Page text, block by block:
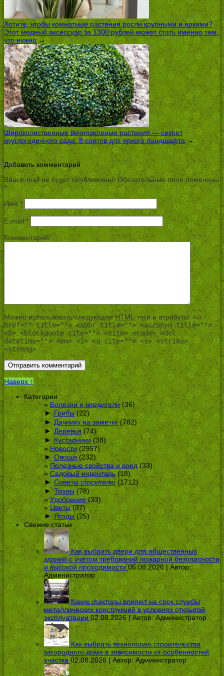
Хотите, чтобы комнатные растения росли крупными и яркими?
Этот медный аксессуар за 1300 рублей может стать именно тем,
что нужно→
Широколиственные вечнозеленые растения — секрет
круглогодичного сада: 8 сортов для яркого ландшафта→
Добавить комментарий
Ваш e-mail не будет опубликован.Обязательные поля помечены
*
Имя*
E-mail*
Комментарий
Можно использовать следующиеHTML-теги и атрибуты:<a
href="" title=""> <abbr title=""> <acronym title="">
<b> <blockquote cite=""> <cite> <code> <del
datetime=""> <em> <i> <q cite=""> <s> <strike>
<strong>
Наверх ↑
Категории
Болезни и вредители(36)
► Грибы(22)
► Дачнику на заметку(782)
► Деревья(74)
► Кустарники(38)
Новости(2957)
► Овощи (232)
Полезные свойства и вред(33)
Садовый инвентарь(18)
► Советы строителю(1712)
► Травы(78)
Удобрения(33)
Цветы(37)
► Ягоды(25)
Свежие статьи
Как выбрать двери для общественных
зданий с учётом требований пожарной безопасности
и высокой проходимости 05.08.2026 | Автор:
Администратор
Какие факторы влияют на срок службы
металлических конструкций в условиях открытой
эксплуатации 02.08.2026 | Автор: Администратор
Как выбрать технологию строительства
загородного дома в зависимости от особенностей
участка 02.08.2026 | Автор:Администратор